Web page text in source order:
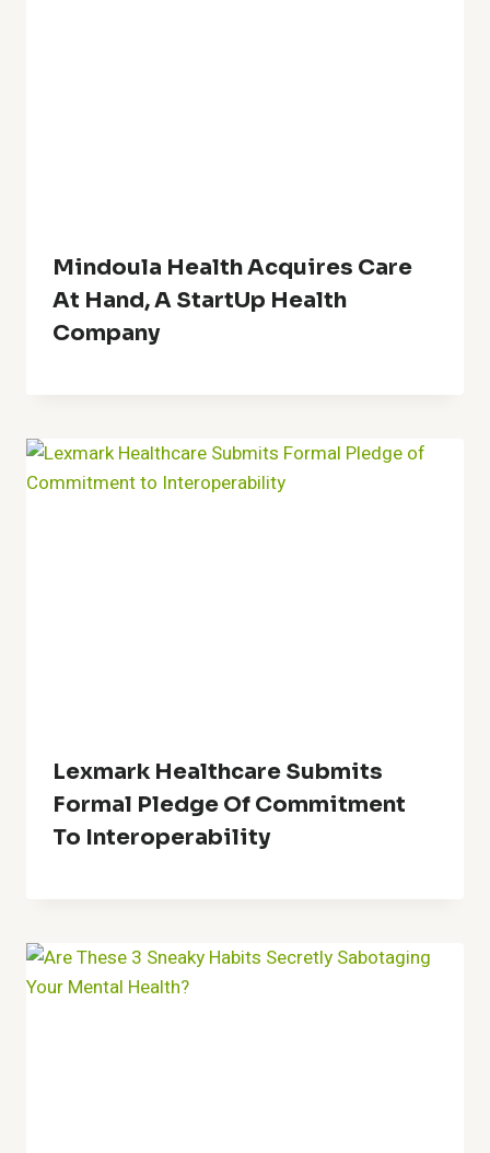
Mindoula Health Acquires Care
At Hand, A StartUp Health
Company
Lexmark Healthcare Submits
Formal Pledge Of Commitment
To Interoperability